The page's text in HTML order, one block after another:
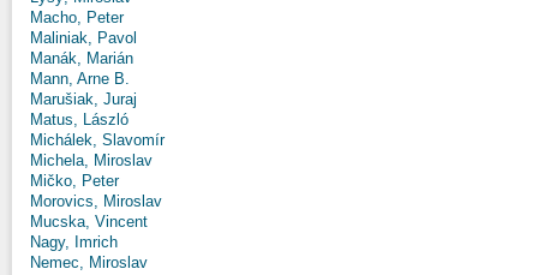
Macho, Peter
Maliniak, Pavol
Manák, Marián
Mann, Arne B.
Marušiak, Juraj
Matus, László
Michálek, Slavomír
Michela, Miroslav
Mičko, Peter
Morovics, Miroslav
Mucska, Vincent
Nagy, Imrich
Nemec, Miroslav